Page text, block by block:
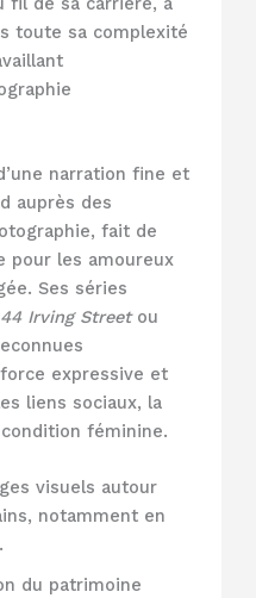
toute sa complexité
narration fine et
auprès des
fait de
pour les amoureux
Ses séries
44 Irving Streetou
expressive et
liens sociaux, la
féminine.
visuels autour
notamment en
du patrimoine